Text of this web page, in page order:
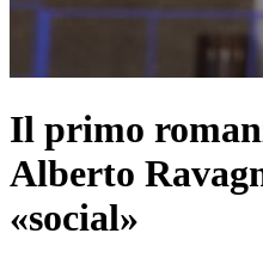
Il primo
Alberto
«social»